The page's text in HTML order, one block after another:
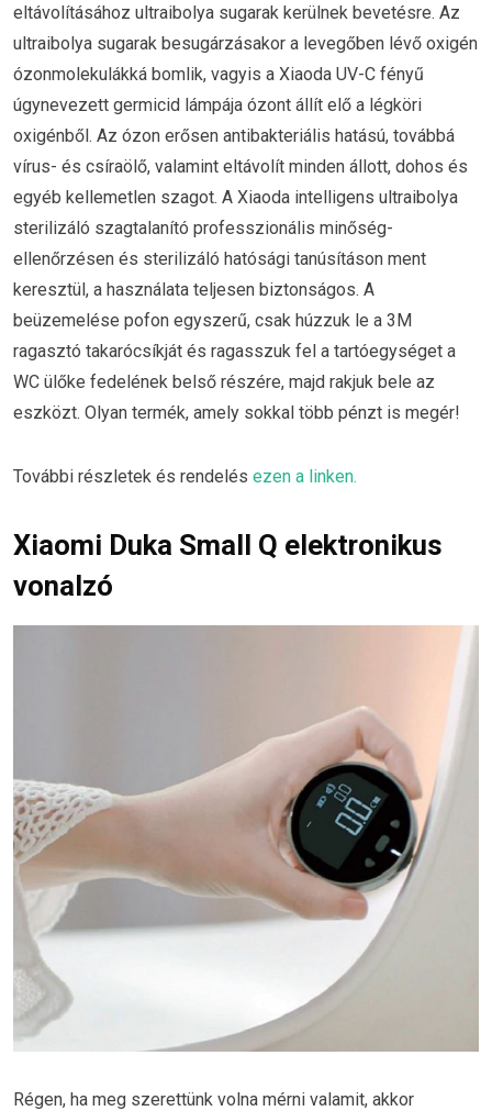
eltávolításához ultraibolya sugarak kerülnek bevetésre. Az
ultraibolya sugarak besugárzásakor a levegőben lévő oxigén
ózonmolekulákká bomlik, vagyis a Xiaoda UV-C fényű
úgynevezett germicid lámpája ózont állít elő a légköri
oxigénből. Az ózon erősen antibakteriális hatású, továbbá
vírus- és csíraölő, valamint eltávolít minden állott, dohos és
egyéb kellemetlen szagot. A Xiaoda intelligens ultraibolya
sterilizáló szagtalanító professzionális minőség-
ellenőrzésen és sterilizáló hatósági tanúsításon ment
keresztül, a használata teljesen biztonságos. A
beüzemelése pofon egyszerű, csak húzzuk le a 3M
ragasztó takarócsíkját és ragasszuk fel a tartóegységet a
WC ülőke fedelének belső részére, majd rakjuk bele az
eszközt. Olyan termék, amely sokkal több pénzt is megér!
További részletek és rendelés ezen a linken.
Xiaomi Duka Small Q elektronikus
vonalzó
Régen, ha meg szerettünk volna mérni valamit, akkor